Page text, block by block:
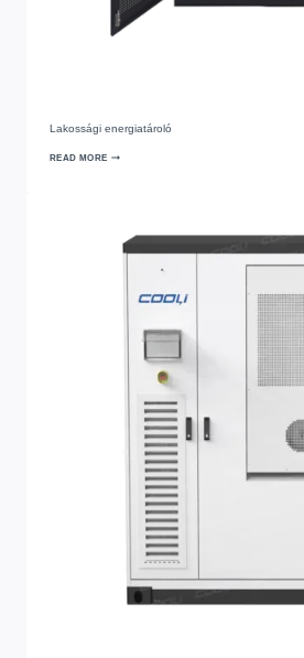
Lakossági energiatároló
READ MORE